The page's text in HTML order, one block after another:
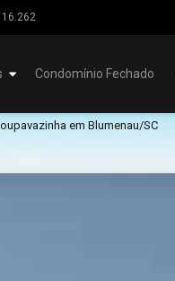
16.262
Condomínio Fechado
em Blumenau/SC